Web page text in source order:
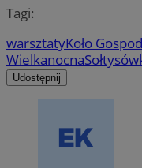
Tagi:
warsztatyKoło
Wielkanocna
Udostępnij